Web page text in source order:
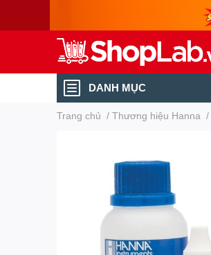
DANH MỤC
Trang chủ / Thương hiệu Hanna /